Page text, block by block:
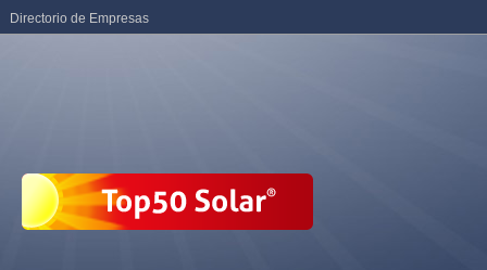
Directorio de Empresas